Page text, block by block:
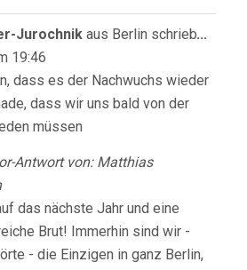
Jurochnik aus Berlin schrieb
19:46
dass es der Nachwuchs wieder
dass wir uns bald von der
müssen
Antwort von: Matthias
das nächste Jahr und eine
Brut! Immerhin sind wir -
- die Einzigen in ganz Berlin,
...
ein-/